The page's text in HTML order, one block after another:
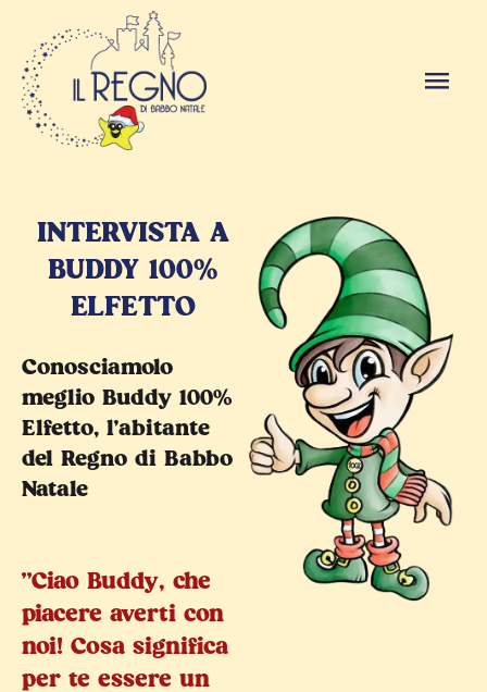
INTERVISTA A
BUDDY 100%
ELFETTO
Conosciamolo
meglio Buddy 100%
Elfetto, l'abitante
del Regno di Babbo
Natale
"Ciao Buddy, che
piacere averti con
noi! Cosa significa
per te essere un